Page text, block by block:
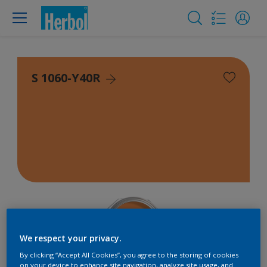
S 1060-Y40R
We respect your privacy.
By clicking “Accept All Cookies”, you agree to the storing of cookies
on your device to enhance site navigation, analyze site usage, and